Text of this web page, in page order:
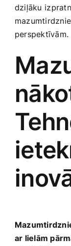
TV un
dziļāku⁤
perspektīvām.
ar lielām